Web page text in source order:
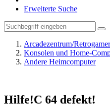
Erweiterte Suche
Arcadezentrum/
Konsolen und Home-
Andere Heimcomputer
Hilfe!C 64 defekt!